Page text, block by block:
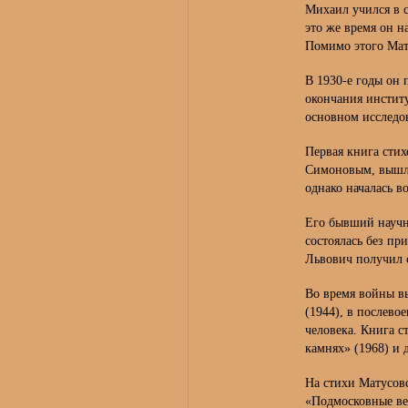
Михаил учился в
это же время он
Помимо этого
В 1930-е годы он
окончания
основном
Первая книга
Симоновым,
однако началась
Его бывший
состоялась без
Львович получил
Во время войны
(1944), в
человека. Книга
камнях» (1968) и
На стихи
«Подмосковные